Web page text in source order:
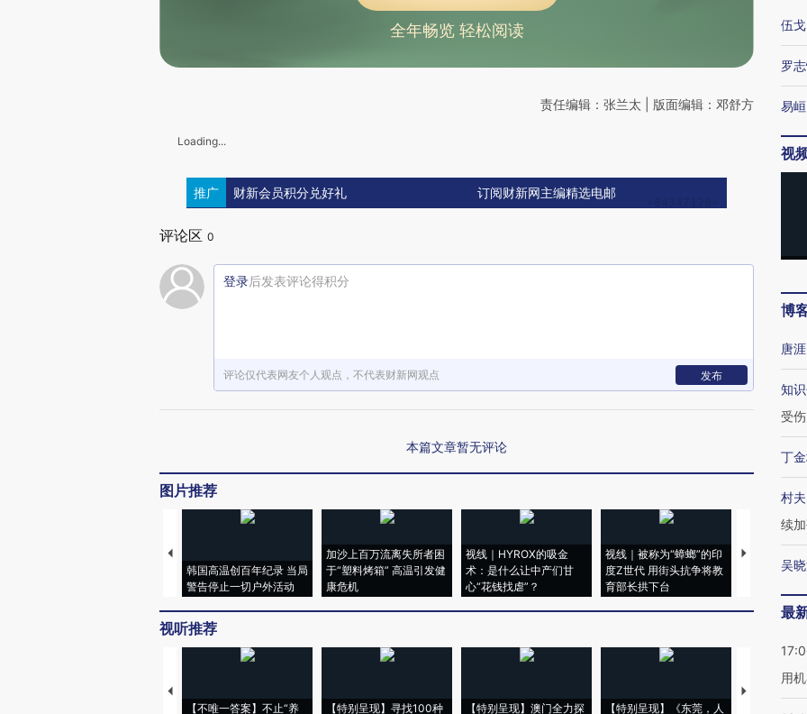
全年畅览 轻松阅读
责任编辑：张兰太 | 版面编辑：邓舒方
Loading...
推广 财新会员积分兑好礼 订阅财新网主编精选电邮
评论区 0
登录后发表评论得积分
评论仅代表网友个人观点，不代表财新网观点 发布
本篇文章暂无评论
图片推荐
韩国高温创百年纪录 当局
警告停止一切户外活动
加沙上百万流离失所者困
于“塑料烤箱” 高温引发健
康危机
视线｜HYROX的吸金
术：是什么让中产们甘
心“花钱找虐”？
视线｜被称为“蟑螂”的印
度Z世代 用街头抗争将教
育部长拱下台
视线｜“入侵
机”？难民
视听推荐
【不唯一答案】不止“养
【特别呈现】寻找100种
【特别呈现】澳门全力探
【特别呈现】《东莞，人
【推广】走
伍戈
罗
易峘
视
博
唐涯
知
受伤
丁
村
续
吴
最
用